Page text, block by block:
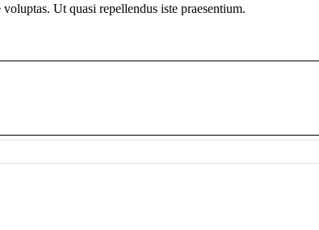
Ut quasi repellendus iste praesentium.